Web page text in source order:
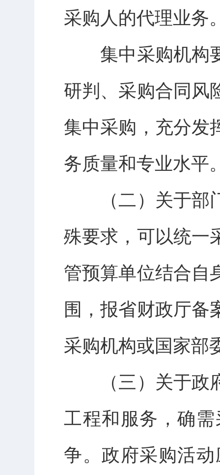
采购人的代理业务
集中采购机构
研判、采购合同风
集中采购，充分发
务质量和专业水平
（二）关于
殊要求，可以统一
管预算单位结合自
围，报省财政厅备
采购机构或国家部
（三）关于
工程和服务，确
争。政府采购活